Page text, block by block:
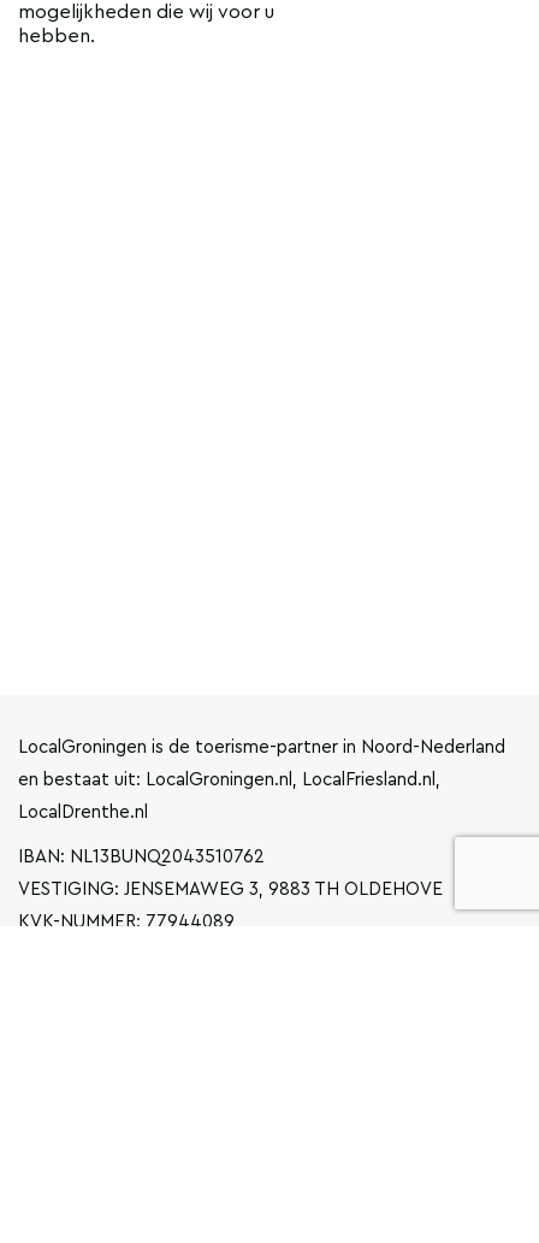
mogelijkheden die wij voor u
hebben.
LocalGroningen is de toerisme-partner in Noord-Nederland
en bestaat uit: LocalGroningen.nl, LocalFriesland.nl,
LocalDrenthe.nl
IBAN: NL13BUNQ2043510762
VESTIGING: JENSEMAWEG 3, 9883 TH OLDEHOVE
KVK-NUMMER: 77944089